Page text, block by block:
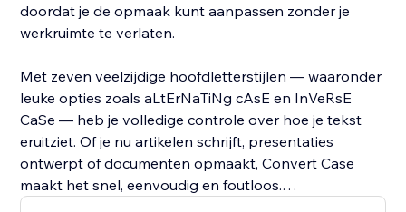
doordat je de opmaak kunt aanpassen zonder je
werkruimte te verlaten.
Met zeven veelzijdige hoofdletterstijlen — waaronder
leuke opties zoals aLtErNaTiNg cAsE en InVeRsE
CaSe — heb je volledige controle over hoe je tekst
eruitziet. Of je nu artikelen schrijft, presentaties
ontwerpt of documenten opmaakt, Convert Case
maakt het snel, eenvoudig en foutloos.